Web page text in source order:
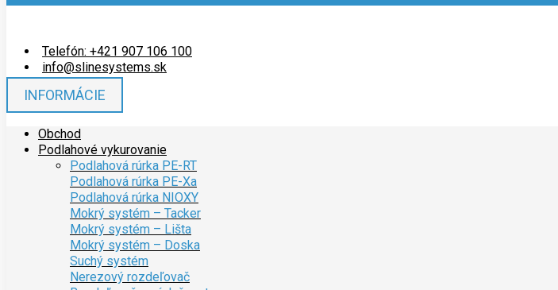
Telefón: +421 907 106 100
info@slinesystems.sk
INFORMÁCIE
Obchod
Podlahové vykurovanie
Podlahová rúrka PE-RT
Podlahová rúrka PE-Xa
Podlahová rúrka NIOXY
Mokrý systém – Tacker
Mokrý systém – Lišta
Mokrý systém – Doska
Suchý systém
Nerezový rozdeľovač